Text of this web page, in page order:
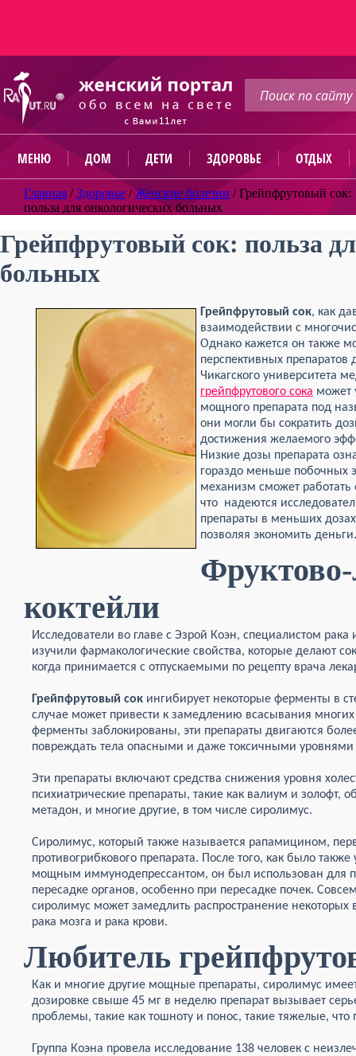
МЕНЮ ДОМ ДЕТИ ЗДОРОВЬЕ ОТДЫХ
Главная /Здоровье /Женские болезни /Грейпфрутовый сок:
польза для онкологических больных
Грейпфрутовый сок: польза
больных
Грейпфрутовый сок, как
взаимодействии с
Однако кажется он также
перспективных препаратов
Чикагского университета
грейпфрутового сока может
мощного препарата под
они могли бы сократить
достижения желаемого
Низкие дозы препарата
гораздо меньше побочных
механизм сможет
что надеются
препараты в меньших
позволяя экономить деньги.
коктейли
Исследователи во главе с Эзрой Коэн, специалистом
изучили фармакологические свойства, которые делают
когда принимается с отпускаемыми по рецепту врача
Грейпфрутовый сок ингибирует некоторые ферменты в
случае может привести к замедлению всасывания многих
ферменты заблокированы, эти препараты двигаются
повреждать тела опасными и даже токсичными уровнями
Эти препараты включают средства снижения уровня
психиатрические препараты, такие как валиум и золофт,
метадон, и многие другие, в том числе сиролимус.
Сиролимус, который также называется рапамицином,
противогрибкового препарата. После того, как было также
мощным иммунодепрессантом, он был использован для
пересадке органов, особенно при пересадке почек.
сиролимус может замедлить распространение
рака мозга и рака крови.
Любитель
Как и многие другие мощные препараты, сиролимус
дозировке свыше 45 мг в неделю препарат вызывает
проблемы, такие как тошноту и понос, такие тяжелые,
Группа Коэна провела исследование 138 человек с